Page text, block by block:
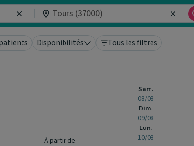
Disponibilités
Tous les filtres
À partir de
Sam.
08/08
Dim.
09/08
Lun.
10/08